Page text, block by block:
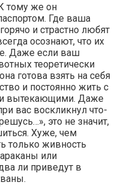
тому же он
Где ваша
и страстно любят
осознают, что их
Даже если ваш
теоретически
готова взять на себя
и постоянно жить с
вытекающими. Даже
вас воскликнул что-
это не значит,
Хуже, чем
только живность
или
ли приведут в